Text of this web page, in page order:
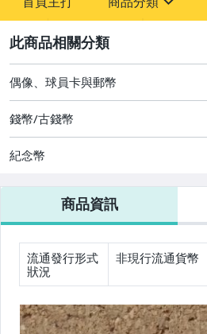
古董、藝術與礦石
偶像、球員卡與郵幣
偶像、球員卡與郵幣
錢幣/古錢幣
紀念幣
商品資訊
流通發行形式
狀況
非現行流通貨幣